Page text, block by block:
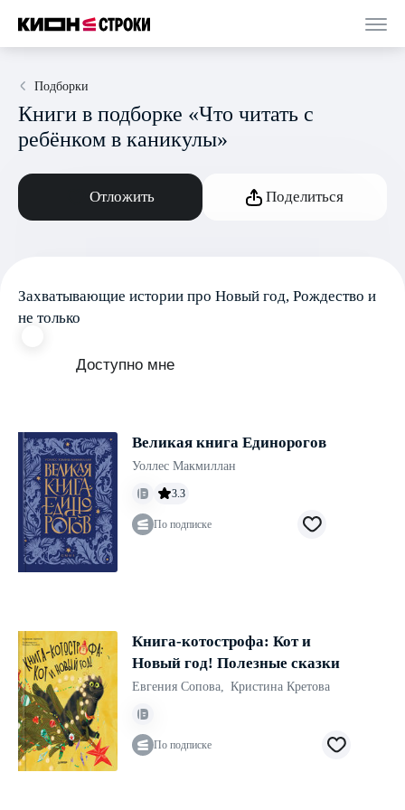
Подборки
Книги в подборке «Что читать с
ребёнком в каникулы»
Отложить Поделиться
Захватывающие истории про Новый год, Рождество и
не только
Доступно мне
Великая книга Единорогов
Уоллес Макмиллан
3.3
По подписке
Книга-котострофа: Кот и
Новый год! Полезные сказки
Евгения Сопова, Кристина Кретова
По подписке